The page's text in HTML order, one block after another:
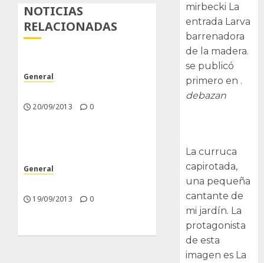
NOTICIAS
RELACIONADAS
General
20/09/2013 0
General
19/09/2013 0
mirbecki La
entrada Larva
barrenadora
de la madera.
se publicó
primero en .
debazan
La curruca
capirotada,
una pequeña
cantante de
mi jardín. La
protagonista
de esta
imagen es La